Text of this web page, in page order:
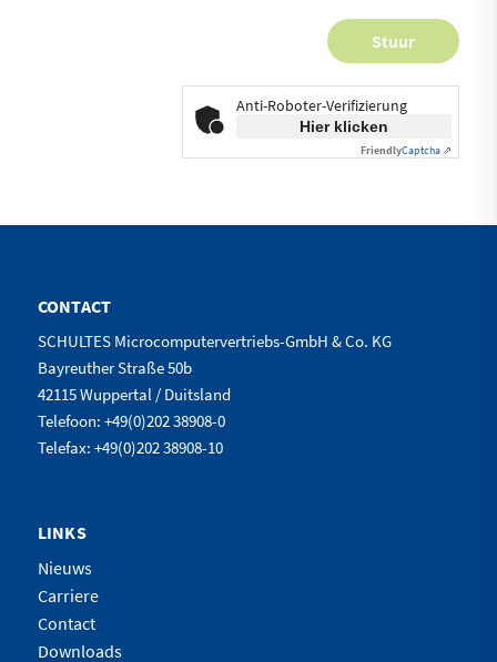
Anti-Roboter-Verifizierung
Hier klicken
FriendlyCaptcha ⇗
CONTACT
SCHULTES Microcomputervertriebs-GmbH & Co. KG
Bayreuther Straße 50b
42115 Wuppertal / Duitsland
Telefoon: +49(0)202 38908-0
Telefax: +49(0)202 38908-10
LINKS
Nieuws
Carriere
Contact
Downloads